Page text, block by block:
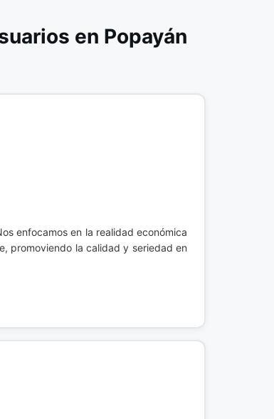
en Popayán
enfocamos en la realidad económica
promoviendo la calidad y seriedad en